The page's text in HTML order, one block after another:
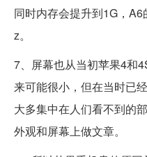
同时内存会提升到1G，
z。
7、屏幕也从当初苹果4和
来可能很小，但在当时已
大多集中在人们看不到的
外观和屏幕上做文章。